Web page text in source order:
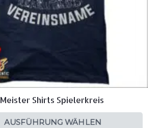
Meister Shirts Spielerkreis
AUSFÜHRUNG WÄHLEN